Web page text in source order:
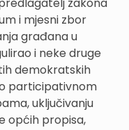
i mjesni zbor
građana u
i neke druge
demokratskih
participativnom
uključivanju
općih propisa,